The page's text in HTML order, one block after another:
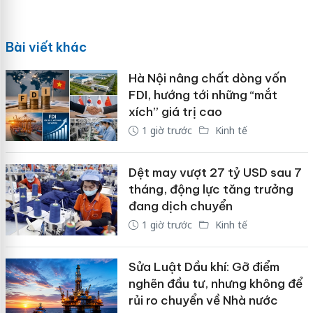
Bài viết khác
Hà Nội nâng chất dòng vốn
FDI, hướng tới những “mắt
xích” giá trị cao
1 giờ trước Kinh tế
Dệt may vượt 27 tỷ USD sau 7
tháng, động lực tăng trưởng
đang dịch chuyển
1 giờ trước Kinh tế
Sửa Luật Dầu khí: Gỡ điểm
nghẽn đầu tư, nhưng không để
rủi ro chuyển về Nhà nước